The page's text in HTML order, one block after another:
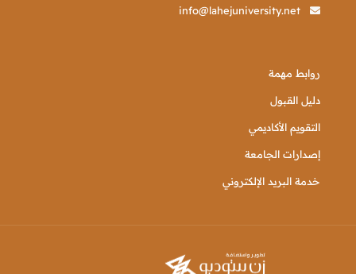
info@lahejuniversity.net
روابط مهمة
دليل القبول
التقويم الأكاديمي
إصدارات الجامعة
خدمة البريد الإلكتروني